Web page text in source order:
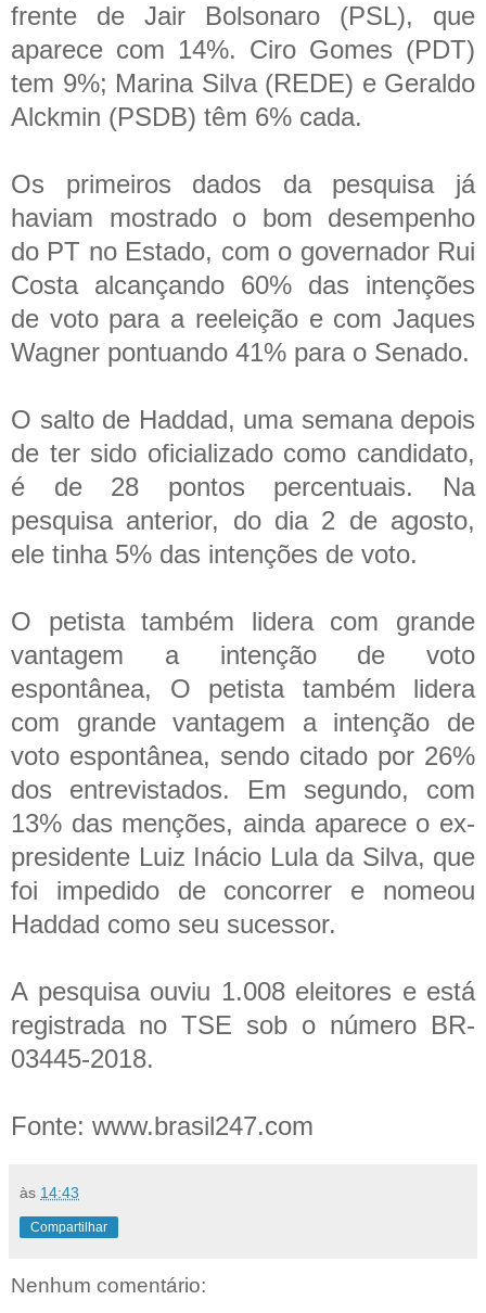
frente de Jair Bolsonaro (PSL), que
aparece com 14%. Ciro Gomes (PDT)
tem 9%; Marina Silva (REDE) e Geraldo
Alckmin (PSDB) têm 6% cada.
Os primeiros dados da pesquisa já
haviam mostrado o bom desempenho
do PT no Estado, com o governador Rui
Costa alcançando 60% das intenções
de voto para a reeleição e com Jaques
Wagner pontuando 41% para o Senado.
O salto de Haddad, uma semana depois
de ter sido oficializado como candidato,
é de 28 pontos percentuais. Na
pesquisa anterior, do dia 2 de agosto,
ele tinha 5% das intenções de voto.
O petista também lidera com grande
vantagem a intenção de voto
espontânea, O petista também lidera
com grande vantagem a intenção de
voto espontânea, sendo citado por 26%
dos entrevistados. Em segundo, com
13% das menções, ainda aparece o ex-
presidente Luiz Inácio Lula da Silva, que
foi impedido de concorrer e nomeou
Haddad como seu sucessor.
A pesquisa ouviu 1.008 eleitores e está
registrada no TSE sob o número BR-
03445-2018.
Fonte: www.brasil247.com
às 14:43
Compartilhar
Nenhum comentário: